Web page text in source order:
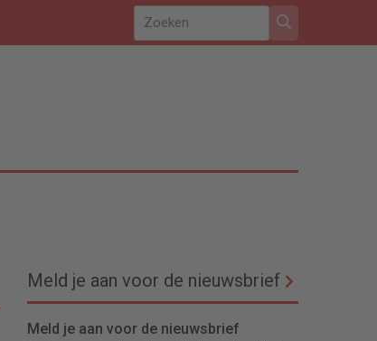
Meld je aan voor de nieuwsbrief
Meld je aan voor de nieuwsbrief